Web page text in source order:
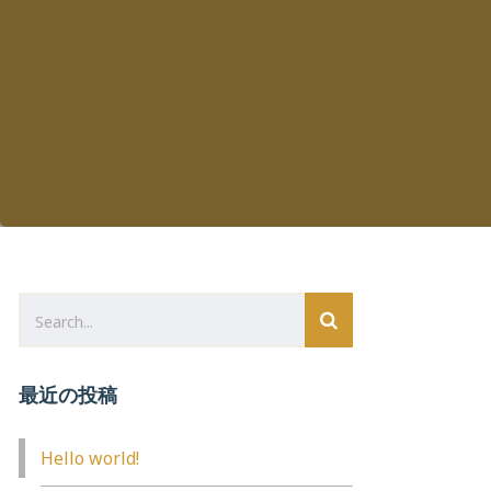
最近の投稿
Hello world!